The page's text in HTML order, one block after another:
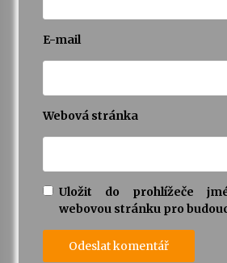
E-mail
Webová stránka
Uložit do prohlížeče
webovou stránku pro